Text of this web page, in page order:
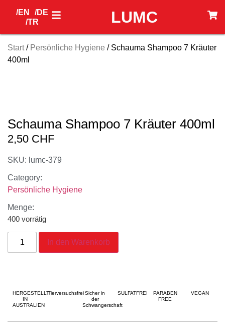
LUMC
/EN
/DE
/TR
Start/ Persönliche Hygiene / Schauma Shampoo 7 Kräuter
400ml
Schauma Shampoo 7 Kräuter 400ml
2,50 CHF
SKU: lumc-379
Category:
Persönliche Hygiene
Menge:
400 vorrätig
In den Warenkorb
HERGESTELLT
IN
AUSTRALIEN
Tierversuchsfrei Sicher in
der
Schwangerschaft
SULFATFREI
PARABEN
FREE
VEGAN